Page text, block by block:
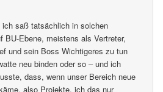
saß tatsächlich in solchen
BU-Ebene, meistens als Vertreter,
und sein Boss Wichtigeres zu tun
neu binden oder so – und ich
dass, wenn unser Bereich neue
also Projekte, ich das nur